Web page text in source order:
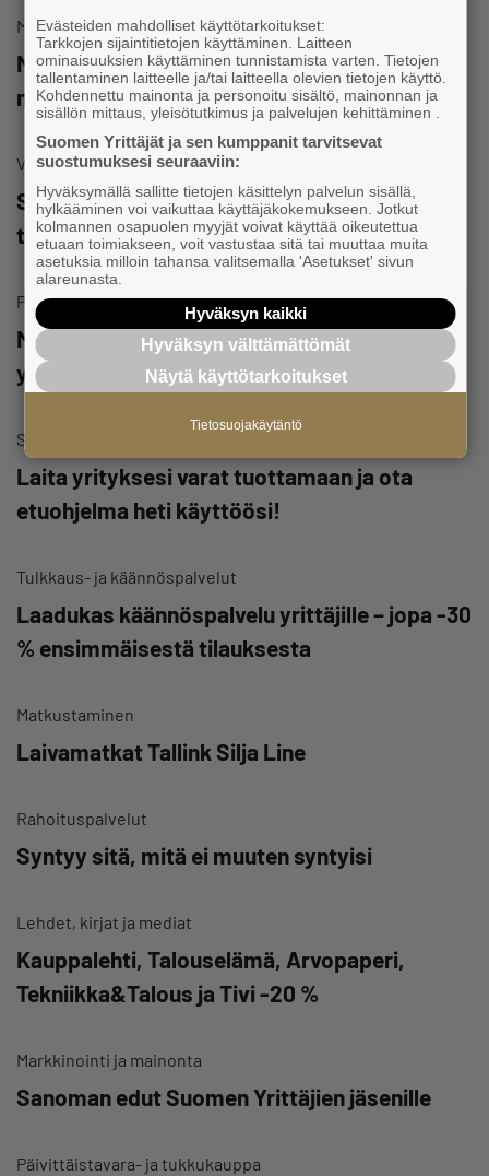
Maksuratkaisut
Modernit maksuratkaisut – SmartPOS-
maksupääte nyt -20 %
Vakuutus- ja työeläkevakuutuspalvelut
Suomen suosituin yrittäjien
työeläkevakuuttaja
Pankki- ja sijoituspalvelut
Monipuolisia etuja pankkipalveluista
yrittäjille!
Sijoittaminen ja säästäminen
Laita yrityksesi varat tuottamaan ja ota
etuohjelma heti käyttöösi!
Tulkkaus- ja käännöspalvelut
Laadukas käännöspalvelu yrittäjille – jopa -30
% ensimmäisestä tilauksesta
Matkustaminen
Laivamatkat Tallink Silja Line
Rahoituspalvelut
Syntyy sitä, mitä ei muuten syntyisi
Lehdet, kirjat ja mediat
Kauppalehti, Talouselämä, Arvopaperi,
Tekniikka&Talous ja Tivi -20 %
Markkinointi ja mainonta
Sanoman edut Suomen Yrittäjien jäsenille
Päivittäistavara- ja tukkukauppa
Evästeiden mahdolliset käyttötarkoitukset:
Tarkkojen sijaintitietojen käyttäminen. Laitteen
ominaisuuksien käyttäminen tunnistamista varten. Tietojen
tallentaminen laitteelle ja/tai laitteella olevien tietojen käyttö.
Kohdennettu mainonta ja personoitu sisältö, mainonnan ja
sisällön mittaus, yleisötutkimus ja palvelujen kehittäminen .
Suomen Yrittäjät ja sen kumppanit tarvitsevat
suostumuksesi seuraaviin:
Hyväksymällä sallitte tietojen käsittelyn palvelun sisällä,
hylkääminen voi vaikuttaa käyttäjäkokemukseen. Jotkut
kolmannen osapuolen myyjät voivat käyttää oikeutettua
etuaan toimiakseen, voit vastustaa sitä tai muuttaa muita
asetuksia milloin tahansa valitsemalla 'Asetukset' sivun
alareunasta.
Hyväksyn kaikki
Hyväksyn välttämättömät
Näytä käyttötarkoitukset
Tietosuojakäytäntö